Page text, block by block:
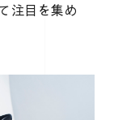
注目を集め